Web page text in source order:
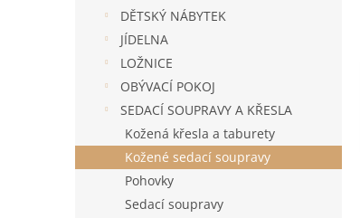
DĚTSKÝ NÁBYTEK
JÍDELNA
LOŽNICE
OBÝVACÍ POKOJ
SEDACÍ SOUPRAVY A KŘESLA
Kožená křesla a taburety
Kožené sedací soupravy
Pohovky
Sedací soupravy